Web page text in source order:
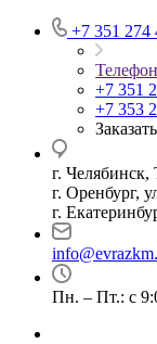
+7 351 274
+7 351
+7 353
г.
г. Оренбург,
г.
Пн. – Пт.: с